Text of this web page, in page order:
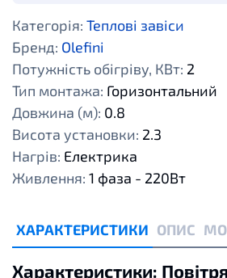
Категорія: Теплові завіси
Бренд: Olefini
Потужність обігріву, КВт: 2
Тип монтажа: Горизонтальний
Довжина (м): 0.8
Висота установки: 2.3
Нагрів: Електрика
Живлення: 1 фаза - 220Вт
ХАРАКТЕРИСТИКИ ОПИС
Характеристики: